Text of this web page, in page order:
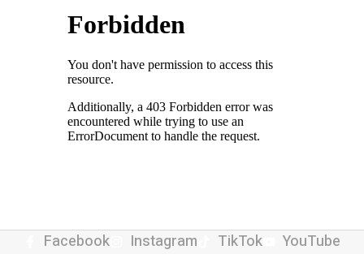
Facebook Instagram TikTok YouTube